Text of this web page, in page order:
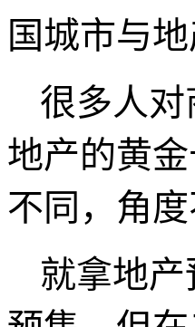
辞中说，
科”，更
大韧性、
长远，有
“新常态
经济“新